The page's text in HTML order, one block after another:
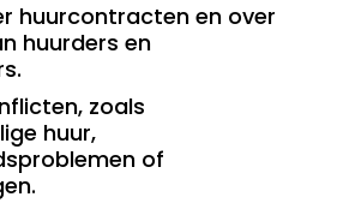
huurcontracten en over
huurders en
zoals
huur,
of